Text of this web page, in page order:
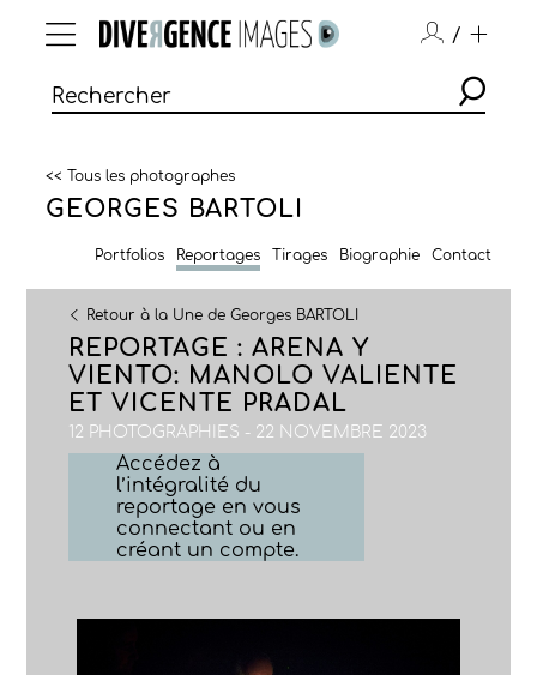
/
<< Tous les photographes
GEORGES BARTOLI
Portfolios Reportages Tirages Biographie Contact
Retour à la Une de Georges BARTOLI
REPORTAGE : ARENA Y
VIENTO: MANOLO VALIENTE
ET VICENTE PRADAL
12 PHOTOGRAPHIES - 22 NOVEMBRE 2023
Accédez à
l’intégralité du
reportage en vous
connectant ou en
créant un compte.